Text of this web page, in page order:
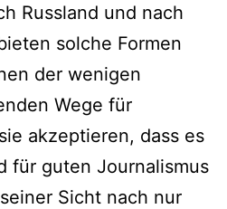
Russland und nach
solche Formen
der wenigen
Wege für
akzeptieren, dass es
für guten Journalismus
Sicht nach nur